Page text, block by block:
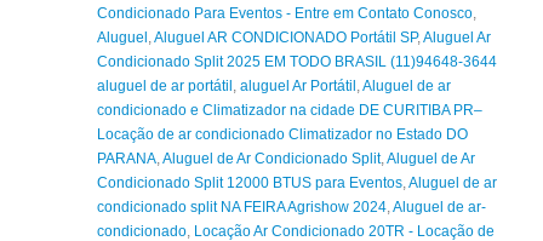
Condicionado Para Eventos - Entre em Contato Conosco
Aluguel
Aluguel AR CONDICIONADO Portátil SP, Aluguel Ar
Condicionado Split 2025 EM TODO BRASIL (11)94648-3644
aluguel de ar portátil
aluguel Ar Portátil
Aluguel de ar
condicionado e Climatizador na cidade DE CURITIBA PR–
Locação de ar condicionado Climatizador no Estado DO
PARANA Aluguel de Ar Condicionado Split, Aluguel de Ar
Condicionado Split 12000 BTUS para Eventos Aluguel de ar
condicionado split NA FEIRA Agrishow 2024 Aluguel de ar-
condicionado
Locação Ar Condicionado 20TR - Locação de